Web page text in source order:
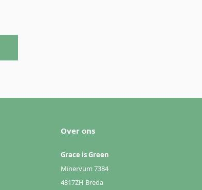
Over ons
Grace is Green
Minervum 7384
4817ZH Breda